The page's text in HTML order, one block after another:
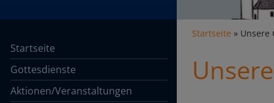
Startseite
Gottesdienste
Aktionen/Veranstaltungen
Startseite Unsere